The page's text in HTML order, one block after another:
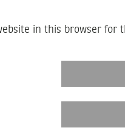
in this browser for